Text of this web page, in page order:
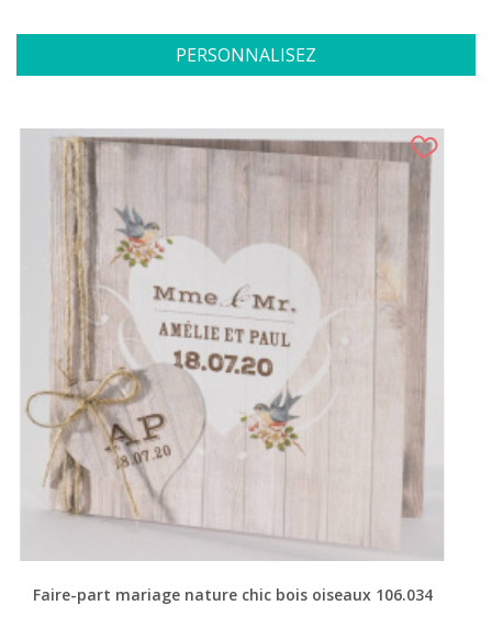
PERSONNALISEZ
Faire-part mariage nature chic bois oiseaux 106.034